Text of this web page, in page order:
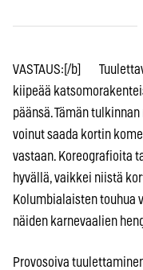
VASTAUS:[/b]
kiipeää
päänsä. Tämän
voinut saada kortin
vastaan. Koreografioita
hyvällä, vaikkei niistä
Kolumbialaisten touhua
näiden karnevaalien
Provosoiva